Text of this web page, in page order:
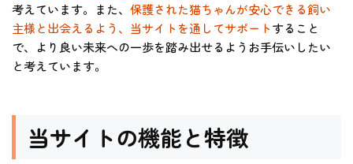
考えています。また、 保護された猫ちゃんが安心できる飼い
主様と出会えるよう、当サイトを通してサポートすること
で、より良い未来への一歩を踏み出せるようお手伝いしたい
と考えています。
当サイトの機能と特徴